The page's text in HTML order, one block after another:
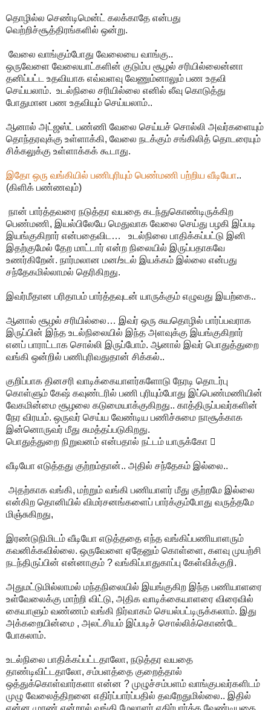
தொழில்ல செண்டிமென்ட் கலக்காதே என்பது
வெற்றிச்சூத்திரங்களில் ஒன்று.
வேலை வாங்கும்போது வேலையை வாங்கு..
ஒருவேளை வேலையாட்களின் குடும்ப சூழல் சரியில்லைன்னா
தனிப்பட்ட உதவியாக எவ்வளவு வேணும்னாலும் பண உதவி
செய்யலாம். உடல்நிலை சரியில்லை எனில் லீவு கொடுத்து
போதுமான பண உதவியும் செய்யலாம்..
ஆனால் அட்ஜஸ்ட் பண்ணி வேலை செய்யச் சொல்லி அவர்களையும்
தொந்தரவுக்கு உள்ளாக்கி, வேலை நடக்கும் சங்கிலித் தொடரையும்
சிக்கலுக்கு உள்ளாக்கக் கூடாது.
இதோ ஒரு வங்கியில் பணிபுரியும் பெண்மணி பற்றிய வீடியோ..
(கிளிக் பண்ணவும்)
நான் பார்த்தவரை நடுத்தர வயதை கடந்துகொண்டிருக்கிற
பெண்மணி, இயல்பிலேயே மெதுவாக வேலை செய்து பழகி இப்படி
இயங்குகிறார் என்பதைவிட… உடல்நிலை பாதிக்கப்பட்டு இனி
இதற்குமேல் தேற மாட்டார் என்ற நிலையில் இருப்பதாகவே
உணர்கிறேன். நார்மலான மன/உடல் இயக்கம் இல்லை என்பது
சந்தேகமில்லாமல் தெரிகிறது.
இவர்மீதான பரிதாபம் பார்த்தவுடன் யாருக்கும் எழுவது இயற்கை..
ஆனால் சூழல் சரியில்லை… இவர் ஒரு சுயதொழில் பார்ப்பவராக
இருப்பின் இந்த உடல்நிலையில் இந்த அளவுக்கு இயங்குகிறார்
எனப் பாராட்டாக சொல்லி இருப்போம். ஆனால் இவர் பொதுத்துறை
வங்கி ஒன்றில் பணிபுரிவதுதான் சிக்கல்..
குறிப்பாக தினசரி வாடிக்கையாளர்களோடு நேரடி தொடர்பு
கொள்ளும் கேஷ் கவுண்டரில் பணி புரியும்போது இப்பெண்மணியின்
வேகமின்மை சூழலை கடுமையாக்குகிறது.. காத்திருப்பவர்களின்
நேர விரயம். ஒருவர் செய்ய வேண்டிய பணிச்சுமை நாசூக்காக
இன்னொருவர் மீது சுமத்தப்படுகிறது.
பொதுத்துறை நிறுவனம் என்பதால் நட்டம் யாருக்கோ 
வீடியோ எடுத்தது குற்றம்தான்.. அதில் சந்தேகம் இல்லை..
அதற்காக வங்கி, மற்றும் வங்கி பணியாளர் மீது குற்றமே இல்லை
என்கிற தொனியில் விமர்சனங்களைப் பார்க்கும்போது வருத்தமே
மிஞ்சுகிறது,
இரண்டுநிமிடம் வீடியோ எடுத்ததை எந்த வங்கிப்பணியாளரும்
கவனிக்கவில்லை. ஒருவேளை ஏதேனும் கொள்ளை, களவு முயற்சி
நடந்திருப்பின் என்னாகும் ? வங்கிப்பாதுகாப்பு கேள்விக்குறி.
அதுமட்டுமில்லாமல் மந்தநிலையில் இயங்குகிற இந்த பணியாளரை
உள்வேலைக்கு மாற்றி விட்டு, அதிக வாடிக்கையாளரை விரைவில்
கையாளும் வண்ணம் வங்கி நிர்வாகம் செயல்பட்டிருக்கலாம். இது
அக்கறையின்மை , அலட்சியம் இப்படிச் சொல்லிக்கொண்டே
போகலாம்.
உடல்நிலை பாதிக்கப்பட்டதாலோ, நடுத்தர வயதை
தாண்டிவிட்டதாலோ, சம்பளத்தை குறைத்தால்
ஒத்துக்கொள்வார்களா என்ன ? முழுச்சம்பளம் வாங்குபவர்களிடம்
முழு வேலைத்திறனை எதிர்ப்பார்ப்பதில் தவறேதுமில்லை.. இதில்